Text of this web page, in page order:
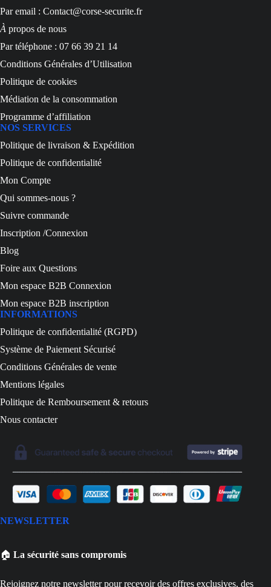
Par email : Contact@corse-securite.fr
À propos de nous
Par téléphone : 07 66 39 21 14
Conditions Générales d’Utilisation
Politique de cookies
Médiation de la consommation
Programme d’affiliation
NOS SERVICES
Politique de livraison & Expédition
Politique de confidentialité
Mon Compte
Qui sommes-nous ?
Suivre commande
Inscription /Connexion
Blog
Foire aux Questions
Mon espace B2B Connexion
Mon espace B2B inscription
INFORMATIONS
Politique de confidentialité (RGPD)
Système de Paiement Sécurisé
Conditions Générales de vente
Mentions légales
Politique de Remboursement & retours
Nous contacter
NEWSLETTER
🏠 La sécurité sans compromis
Rejoignez notre newsletter pour recevoir des offres exclusives, des